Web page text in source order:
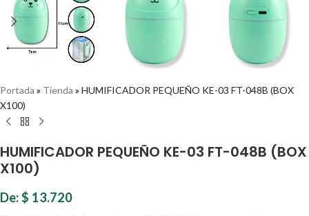
Portada » Tienda » HUMIFICADOR PEQUEÑO KE-03 FT-048B (BOX
X100)
HUMIFICADOR PEQUEÑO KE-03 FT-048B (BOX
X100)
De:$ 13.720